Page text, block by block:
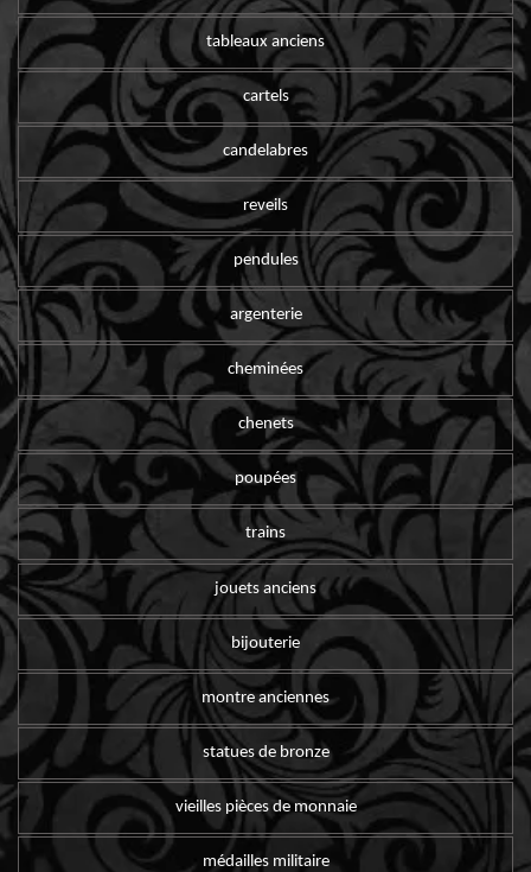
tableaux anciens
cartels
candelabres
reveils
pendules
argenterie
cheminées
chenets
poupées
trains
jouets anciens
bijouterie
montre anciennes
statues de bronze
vieilles pièces de monnaie
médailles militaire